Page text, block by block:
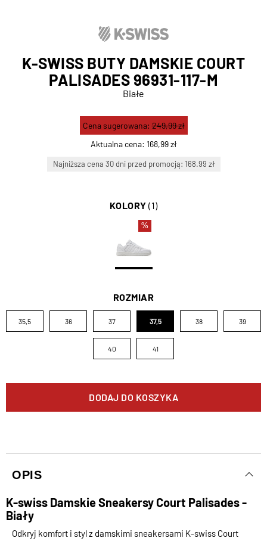
K-SWISS BUTY DAMSKIE COURT
PALISADES 96931-117-M
Białe
Aktualna cena: 168,99 zł
Cena sugerowana:249,99 zł
Najniższa cena 30 dni przed promocją: 168.99 zł
KOLORY (1)
%
ROZMIAR
35,5 36 37 37,5 38 39
40 41
DODAJ DO KOSZYKA
OPIS
K-swiss Damskie Sneakersy Court Palisades -
Biały
Odkryj komfort i styl z damskimi sneakersami K-swiss Court